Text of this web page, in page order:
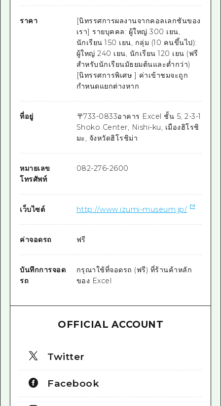
ราคา
[นิทรรศการผลงานจากคอลเลกชันของ
เรา] รายบุคคล: ผู้ใหญ่ 300 เยน,
นักเรียน 150 เยน, กลุ่ม (10 คนขึ้นไป):
ผู้ใหญ่ 240 เยน, นักเรียน 120 เยน (ฟรี
สำหรับนักเรียนมัธยมต้นและต่ำกว่า)
[นิทรรศการพิเศษ ] ค่าเข้าชมจะถูก
กำหนดแยกต่างหาก
ที่อยู่ 〒733-0833อาคาร Excel ชั้น 5, 2-3-1
Shoko Center, Nishi-ku, เมืองฮิโรชิ
มะ, จังหวัดฮิโรชิม่า
หมายเลข
โทรศัพท์
082-276-2600
เว็บไซต์ http://www.izumi-museum.jp/
ค่าจอดรถ ฟรี
บันทึกการจอด
รถ
กรุณาใช้ที่จอดรถ (ฟรี) ที่ร้านค้าหลัก
ของ Excel
OFFICIAL ACCOUNT
Twitter
Facebook